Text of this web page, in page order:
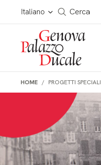
Salta al contenuto
Italiano
Cerca in tutto il sito
Cerca
HOME PROGETTI SPECIALI